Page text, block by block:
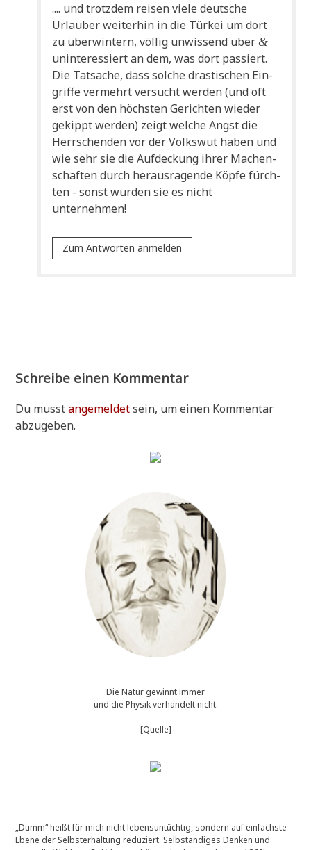
.... und trotz­dem rei­sen vie­le deut­sche
Urlau­ber wei­ter­hin in die Tür­kei um dort
zu über­win­tern, völ­lig unwis­send über&
unin­ter­es­siert an dem, was dort pas­siert.
Die Tat­sa­che, dass sol­che dra­sti­schen Ein­
grif­fe ver­mehrt ver­sucht wer­den (und oft
erst von den höch­sten Gerich­ten wie­der
gekippt wer­den) zeigt wel­che Angst die
Herr­schen­den vor der Volks­wut haben und
wie sehr sie die Auf­deckung ihrer Machen­
schaf­ten durch her­aus­ra­gen­de Köp­fe fürch­
ten - sonst wür­den sie es nicht
unternehmen!
Zum Antworten anmelden
Schreibe einen Kommentar
Du musstangemeldetsein, um einen Kommentar
abzugeben.
Die Natur gewinnt immer
und die Physik verhandelt nicht.
[Quelle]
„Dumm“ heißt für mich nicht lebensuntüchtig, sondern auf einfachste
Ebene der Selbsterhaltung reduziert. Selbständiges Denken und